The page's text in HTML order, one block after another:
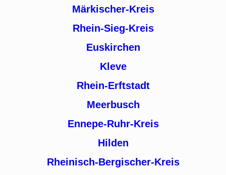
Märkischer-Kreis
Rhein-Sieg-Kreis
Euskirchen
Kleve
Rhein-Erftstadt
Meerbusch
Ennepe-Ruhr-Kreis
Hilden
Rheinisch-Bergischer-Kreis